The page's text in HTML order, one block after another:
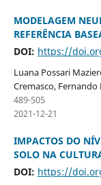
MODELAGEM
REFERÊNCIA
DOI: https://
Luana Possari
Cremasco,
489-505
2021-12-21
IMPACTOS DO
SOLO NA
DOI: https://